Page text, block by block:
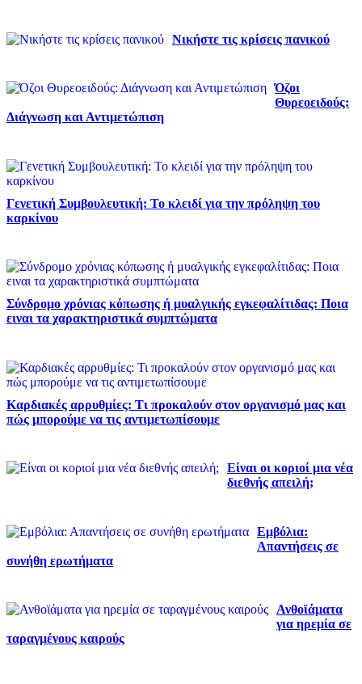
Νικήστε τις κρίσεις πανικού
Όζοι
Θυρεοειδούς:
Διάγνωση και Αντιμετώπιση
Γενετική Συμβουλευτική: Το κλειδί για την πρόληψη του
καρκίνου
Σύνδρομο χρόνιας κόπωσης ή μυαλγικής εγκεφαλίτιδας: Ποια
ειναι τα χαρακτηριστικά συμπτώματα
Καρδιακές αρρυθμίες: Τι προκαλούν στον οργανισμό μας και
πώς μπορούμε να τις αντιμετωπίσουμε
Είναι οι κοριοί μια νέα
διεθνής απειλή;
Εμβόλια:
Απαντήσεις σε
συνήθη ερωτήματα
Ανθοϊάματα
για ηρεμία σε
ταραγμένους καιρούς